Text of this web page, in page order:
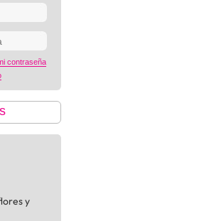
contraseña
y